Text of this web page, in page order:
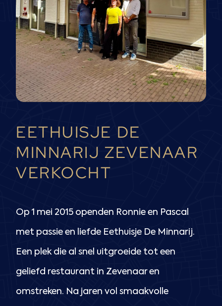
EETHUISJE DE
MINNARIJ ZEVENAAR
VERKOCHT
Op 1 mei 2015 openden Ronnie en Pascal
met passie en liefde Eethuisje De Minnarij.
Een plek die al snel uitgroeide tot een
geliefd restaurant in Zevenaar en
omstreken. Na jaren vol smaakvolle